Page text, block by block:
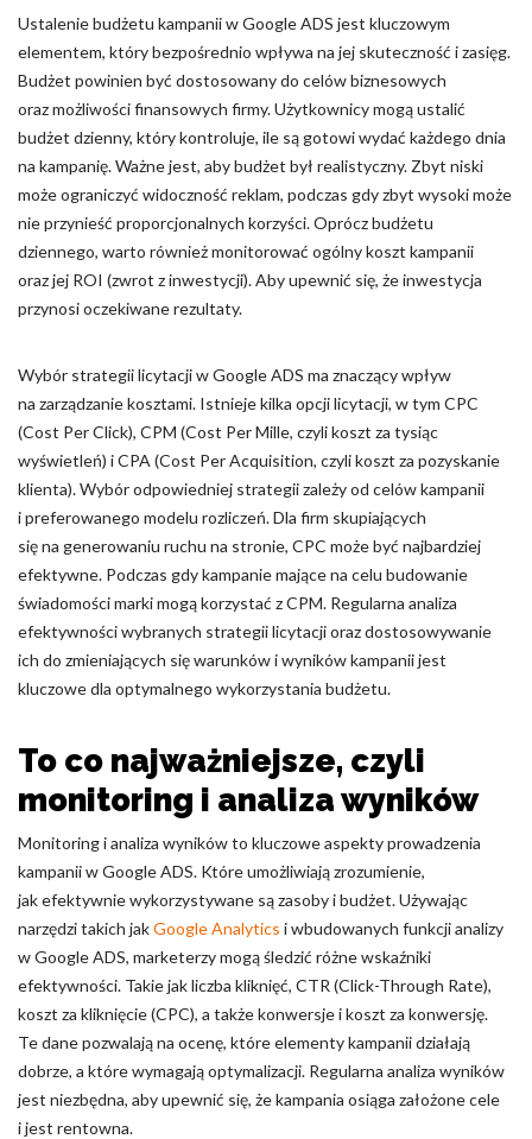
Ustalenie budżetu kampanii w Google ADS jest kluczowym
elementem, który bezpośrednio wpływa na jej skuteczność i zasięg.
Budżet powinien być dostosowany do celów biznesowych
oraz możliwości finansowych firmy. Użytkownicy mogą ustalić
budżet dzienny, który kontroluje, ile są gotowi wydać każdego dnia
na kampanię. Ważne jest, aby budżet był realistyczny. Zbyt niski
może ograniczyć widoczność reklam, podczas gdy zbyt wysoki może
nie przynieść proporcjonalnych korzyści. Oprócz budżetu
dziennego, warto również monitorować ogólny koszt kampanii
oraz jej ROI (zwrot z inwestycji). Aby upewnić się, że inwestycja
przynosi oczekiwane rezultaty.
Wybór strategii licytacji w Google ADS ma znaczący wpływ
na zarządzanie kosztami. Istnieje kilka opcji licytacji, w tym CPC
(Cost Per Click), CPM (Cost Per Mille, czyli koszt za tysiąc
wyświetleń) i CPA (Cost Per Acquisition, czyli koszt za pozyskanie
klienta). Wybór odpowiedniej strategii zależy od celów kampanii
i preferowanego modelu rozliczeń. Dla firm skupiających
się na generowaniu ruchu na stronie, CPC może być najbardziej
efektywne. Podczas gdy kampanie mające na celu budowanie
świadomości marki mogą korzystać z CPM. Regularna analiza
efektywności wybranych strategii licytacji oraz dostosowywanie
ich do zmieniających się warunków i wyników kampanii jest
kluczowe dla optymalnego wykorzystania budżetu.
To co najważniejsze, czyli
monitoring i analiza wyników
Monitoring i analiza wyników to kluczowe aspekty prowadzenia
kampanii w Google ADS. Które umożliwiają zrozumienie,
jak efektywnie wykorzystywane są zasoby i budżet. Używając
narzędzi takich jakGoogle Analytics i wbudowanych funkcji analizy
w Google ADS, marketerzy mogą śledzić różne wskaźniki
efektywności. Takie jak liczba kliknięć, CTR (Click-Through Rate),
koszt za kliknięcie (CPC), a także konwersje i koszt za konwersję.
Te dane pozwalają na ocenę, które elementy kampanii działają
dobrze, a które wymagają optymalizacji. Regularna analiza wyników
jest niezbędna, aby upewnić się, że kampania osiąga założone cele
i jest rentowna.